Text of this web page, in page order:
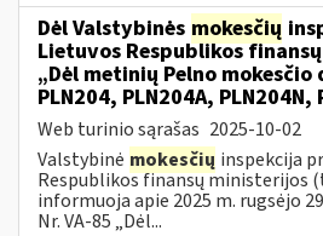
Dėl Valstybinės mokesčių
Lietuvos Respublikos
„Dėl metinių Pelno
PLN204, PLN204A,
Web turinio sąrašas 2025-10-02
Valstybinė mokesčių inspekcija
Respublikos finansų ministerijos
informuoja apie 2025 m. rugsėjo
Nr. VA-85 „Dėl...